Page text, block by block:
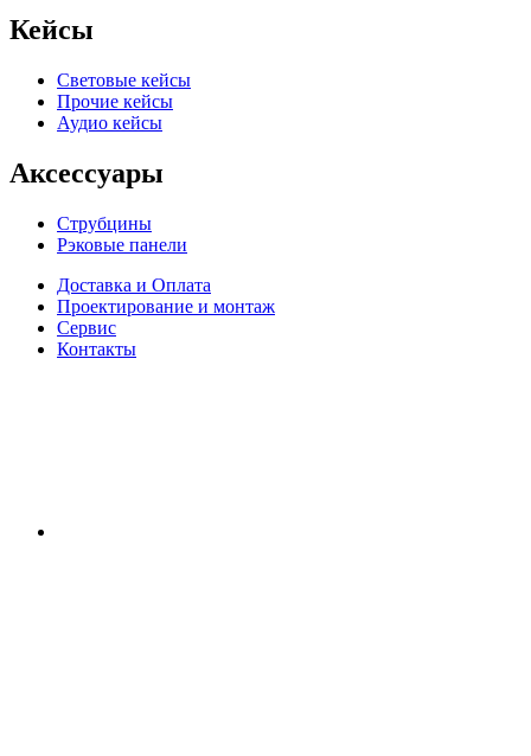
Кейсы
Световые кейсы
Прочие кейсы
Аудио кейсы
Аксессуары
Струбцины
Рэковые панели
Доставка и Оплата
Проектирование и монтаж
Сервис
Контакты